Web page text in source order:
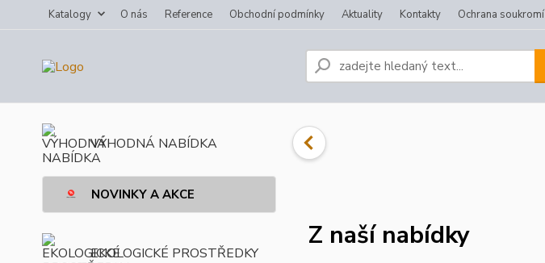
Katalogy O nás Reference Obchodní podmínky Aktuality Kontakty Ochrana soukromí
VÝHODNÁ NABÍDKA
NOVINKY A AKCE
EKOLOGICKÉ PROSTŘEDKY
Z naší nabídky